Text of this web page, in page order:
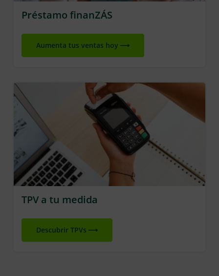
Préstamo finanZÁS
Aumenta tus ventas hoy
TPV a tu medida
Descubrir TPVs